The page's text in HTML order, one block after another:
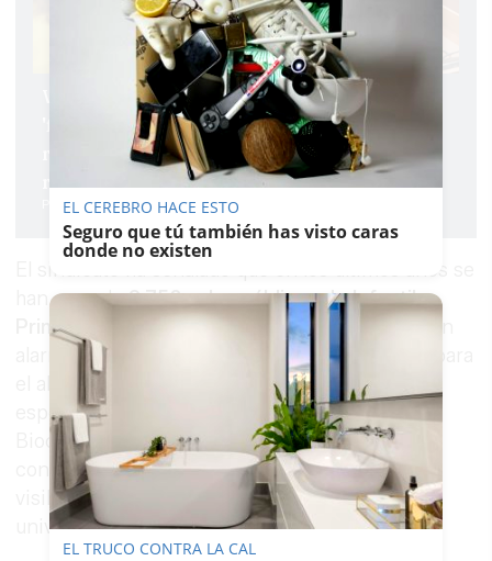
Vox concede al PP una primera victoria
'ficticia' antes de ir al 'turrón': Moreno
reconoce que "no hemos empezado
realmente" a negociar
Pablo Fdez. Quintanilla
El sindicato ha señalado que en los últimos años se
han cerrado2.758 aulas públicas de Infantil,
Primaria y Secundaria, una cifra que consideran
alarmante. A esto se suma la falta de recursos para
el alumnado con necesidades educativas
especiales, la escasa implantación de la Ley de
Bioclimatización en los centros y un avance
constante de la privatización, especialmente
visible en la Formación Profesional y en la
universidad.
EL CEREBRO HACE ESTO
Seguro que tú también has visto caras
donde no existen
EL TRUCO CONTRA LA CAL